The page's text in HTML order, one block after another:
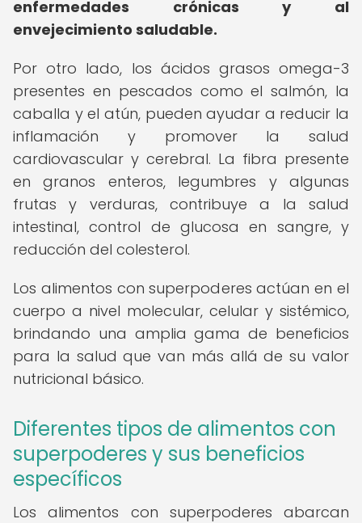
enfermedades crónicas y al
envejecimiento saludable.
Por otro lado, los ácidos grasos omega-3
presentes en pescados como el salmón, la
caballa y el atún, pueden ayudar a reducir la
inflamación y promover la salud
cardiovascular y cerebral. La fibra presente
en granos enteros, legumbres y algunas
frutas y verduras, contribuye a la salud
intestinal, control de glucosa en sangre, y
reducción del colesterol.
Los alimentos con superpoderes actúan en el
cuerpo a nivel molecular, celular y sistémico,
brindando una amplia gama de beneficios
para la salud que van más allá de su valor
nutricional básico.
Diferentes tipos de alimentos con
superpoderes y sus beneficios
específicos
Los alimentos con superpoderes abarcan